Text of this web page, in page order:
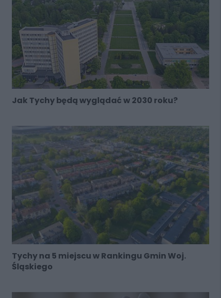
Jak Tychy będą wyglądać w 2030 roku?
Tychy na 5 miejscu w Rankingu Gmin Woj.
Śląskiego